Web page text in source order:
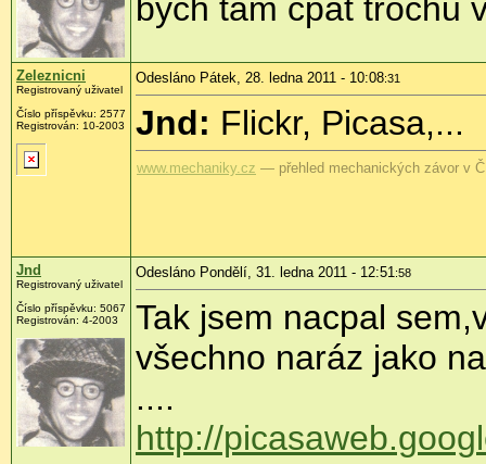
bych tam cpát trochu
Zeleznicni
Registrovaný uživatel
Číslo příspěvku: 2577
Registrován: 10-2003
Odesláno Pátek, 28. ledna 2011 - 10:08:31
Jnd: Flickr, Picasa,...
www.mechaniky.cz — přehled mechanických závor v
Jnd
Registrovaný uživatel
Číslo příspěvku: 5067
Registrován: 4-2003
Odesláno Pondělí, 31. ledna 2011 - 12:51 :58
Tak jsem nacpal
všechno naráz jako
....
http://